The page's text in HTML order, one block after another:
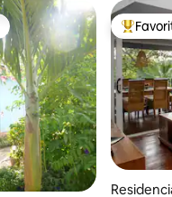
De los